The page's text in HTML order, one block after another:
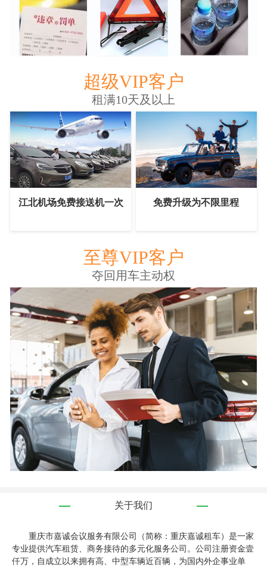
超级VIP客户
租满10天及以上
江北机场免费接送机一次 免费升级为不限里程
至尊VIP客户
夺回用车主动权
关于我们
重庆市嘉诚会议服务有限公司（简称：重庆嘉诚租车）是一家
专业提供汽车租赁、商务接待的多元化服务公司。公司注册资金壹
仟万，自成立以来拥有高、中型车辆近百辆，为国内外企事业单